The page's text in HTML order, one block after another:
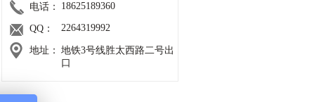
电话： 18625189360
QQ： 2264319992
地址： 地铁3号线胜太西路二号出
口